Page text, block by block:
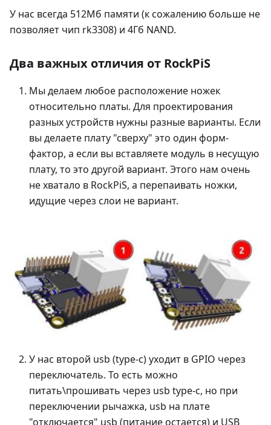
У нас всегда 512Мб памяти (к сожалению больше не
позволяет чип rk3308) и 4Гб NAND.
Два важных отличия от RockPiS
Мы делаем любое расположение ножек
относительно платы. Для проектирования
разных устройств нужны разные варианты. Если
вы делаете плату "сверху" это один форм-
фактор, а если вы вставляете модуль в несущую
плату, то это другой вариант. Этого нам очень
не хватало в RockPiS, а перепаивать ножки,
идущие через слои не вариант.
У нас второй usb (type-c) уходит в GPIO через
переключатель. То есть можно
питать\прошивать через usb type-c, но при
переключении рычажка, usb на плате
"отключается" usb (питание остается) и USB